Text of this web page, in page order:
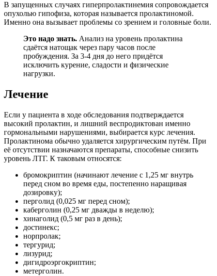
В запущенных случаях гиперпролактинемия сопровождается
опухолью гипофиза, которая называется пролактиномой.
Именно она вызывает проблемы со зрением и головные боли.
Это надо знать. Анализ на уровень пролактина
сдаётся натощак через пару часов после
пробуждения. За 3-4 дня до него придётся
исключить курение, сладости и физические
нагрузки.
Лечение
Если у пациента в ходе обследования подтверждается
высокий пролактин, и лишний веспродиктован именно
гормональными нарушениями, выбирается курс лечения.
Пролактинома обычно удаляется хирургическим путём. При
её отсутствии назначаются препараты, способные снизить
уровень ЛТГ. К таковым относятся:
бромокриптин (начинают лечение с 1,25 мг внутрь
перед сном во время еды, постепенно наращивая
дозировку);
перголид (0,025 мг перед сном);
каберголин (0,25 мг дважды в неделю);
хинаголид (0,5 мг раз в день);
достинекс;
норпролак;
тергурид;
лизурид;
дигидроэргокриптин;
метерголин.